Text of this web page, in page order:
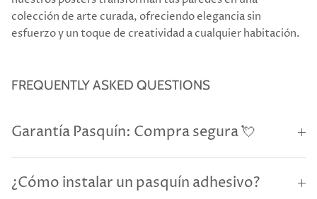
colección de arte curada, ofreciendo elegancia sin
esfuerzo y un toque de creatividad a cualquier habitación.
FREQUENTLY ASKED QUESTIONS
Garantía Pasquín: Compra segura 💘
¿Cómo instalar un pasquín adhesivo?